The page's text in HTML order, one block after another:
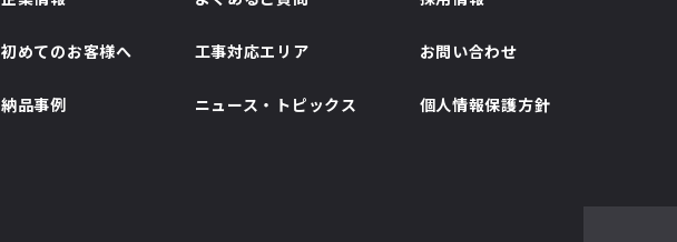
初めてのお客様へ
納品事例
工事対応エリア
ニュース・トピックス
お問い合わせ
個人情報保護方針